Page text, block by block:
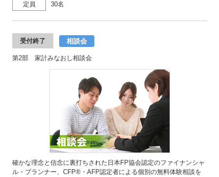
定員 30名
受付終了 相談会
第2部 家計みなおし相談会
確かな理念と信念に裏打ちされた日本FP協会認定のファイナンシャ
ル・プランナー、CFP®・AFP認定者による個別の無料体験相談を